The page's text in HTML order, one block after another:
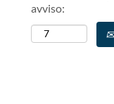
avviso: